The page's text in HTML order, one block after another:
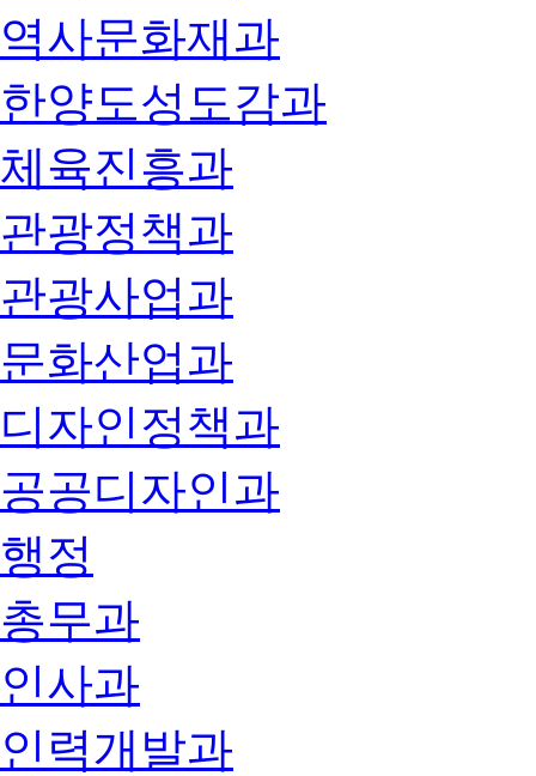
역사문화재과
한양도성도감과
체육진흥과
관광정책과
관광사업과
문화산업과
디자인정책과
공공디자인과
행정
총무과
인사과
인력개발과